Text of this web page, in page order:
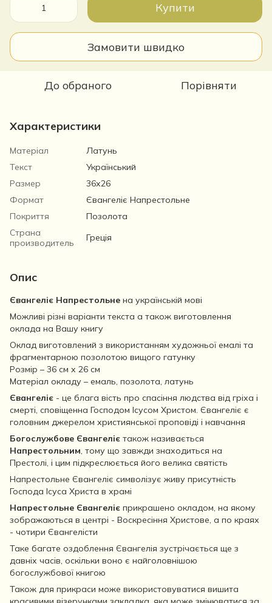
Купити
Замовити швидко
До обраного Порівняти
Характеристики
Матеріал
Латунь
Текст
Український
Размер
36х26
Формат
Євангеліє Напрестольне
Покриття
Позолота
Страна
производитель
Греція
Опис
Євангеліє Напрестольне на українській мові
Можливі різні варіанти текста а також виготовлення
оклада на Вашу книгу
Оклад виготовлений з використанням художньої емалі та
фрагментарною позолотою вищого гатунку
Розмір – 36 см х 26 см
Матеріал окладу – емаль, позолота, латунь
Євангеліє - це блага вість про спасіння людства від гріха і
смерті, сповіщенна Господом Ісусом Христом. Євангеліє є
головним джерелом християнської проповіді і навчання
Богослужбове Євангеліє також називається
Напрестольним, тому що завжди знаходиться на
Престолі, і цим підкреслюється його велика святість
Напрестольне Євангеліє символізує живу присутність
Господа Ісуса Христа в храмі
Напрестольне Євангеліє прикрашено окладом, на якому
зображаються в центрі - Воскресіння Христове, а по краях
- чотири Євангелісти
Таке багате оздоблення Євангелія зустрічається ще з
давніх часів, оскільки воно є найголовнішою
богослужбової книгою
Також для прикраси може використовуватися вишита